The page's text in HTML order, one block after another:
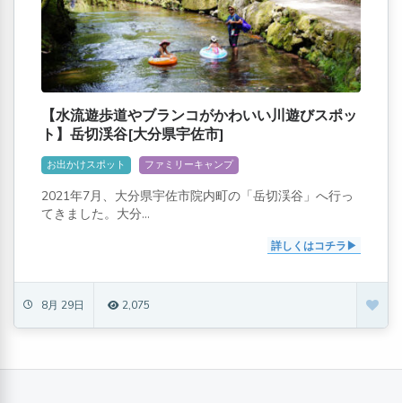
【水流遊歩道やブランコがかわいい川遊びスポッ
ト】岳切渓谷[大分県宇佐市]
お出かけスポット ファミリーキャンプ
2021年7月、大分県宇佐市院内町の「岳切渓谷」へ行っ
てきました。大分...
詳しくはコチラ
8月 29日 2,075